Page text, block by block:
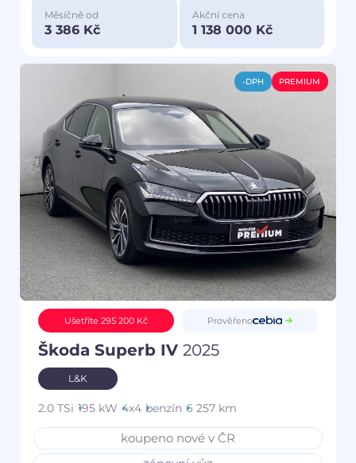
Měsíčně od
3 386 Kč
Akční cena
1 138 000 Kč
-DPH PREMIUM
Ušetříte 295 200 Kč Prověřeno
Škoda Superb IV 2025
L&K
2.0 TSi 195 kW 4x4 benzín 6 257 km
koupeno nové v ČR